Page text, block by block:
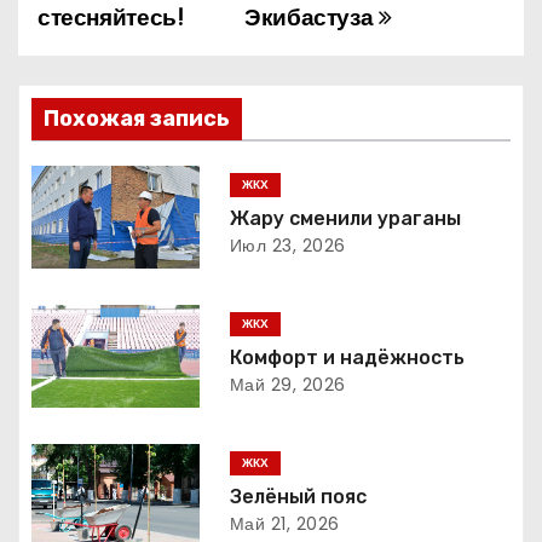
в
и
г
а
ц
и
я
п
о
Экибастуза
стесняйтесь!
Похожая запись
ЖКХ
Жару сменили ураганы
Июл 23, 2026
ЖКХ
Комфорт и надёжность
Май 29, 2026
ЖКХ
Зелёный пояс
Май 21, 2026